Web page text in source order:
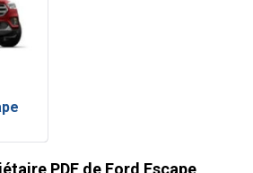
PDF de Ford Escape